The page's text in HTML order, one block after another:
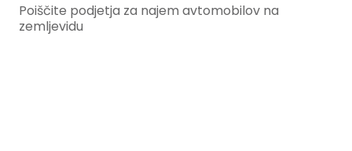
Poiščite podjetja za najem avtomobilov na
zemljevidu